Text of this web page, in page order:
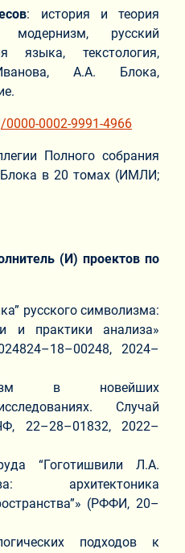
: история и теория
модернизм, русский
языка, текстология,
А.А. Блока,
0002-9991-4966
Полного собрания
в 20 томах (ИМЛИ;
(И) проектов по
русского символизма:
и практики анализа»
2024–
в новейших
Случай
22–28–01832, 2022–
“Гоготишвили Л.А.
архитектоника
(РФФИ, 20–
подходов к